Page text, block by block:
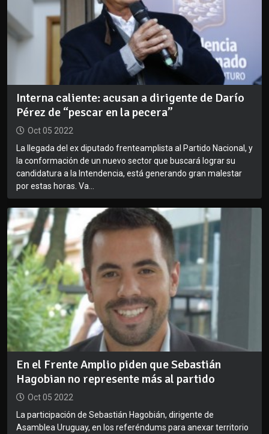
Interna caliente: acusan a dirigente de Darío
Pérez de “pescar en la pecera”
Oct 05 2022
La llegada del ex diputado frenteamplista al Partido Nacional, y
la conformación de un nuevo sector que buscará lograr su
candidatura a la Intendencia, está generando gran malestar
por estas horas. Va...
En el Frente Amplio piden que Sebastián
Hagobian no represente más al partido
Oct 05 2022
La participación de Sebastián Hagobián, dirigente de
Asamblea Uruguay, en los referéndums para anexar territorio